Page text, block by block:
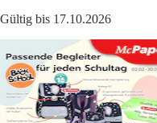
Gültig bis 17.10.2026